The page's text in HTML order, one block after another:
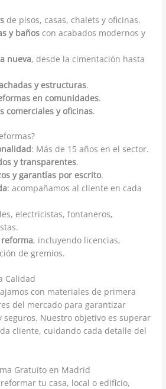
de pisos, casas, chalets y oficinas.
y baños con acabados modernos y
nueva, desde la cimentación hasta
y estructuras.
en comunidades.
comerciales y oficinas.
: Más de 15 años en el sector.
y transparentes.
y garantías por escrito.
: acompañamos al cliente en cada
electricistas, fontaneros,
, incluyendo licencias,
de gremios.
Calidad
con materiales de primera
del mercado para garantizar
seguros. Nuestro objetivo es superar
cliente, cuidando cada detalle del
Gratuito en Madrid
tu casa, local o edificio,